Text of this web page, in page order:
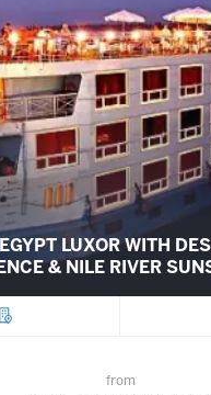
LUXOR WITH
& NILE RIVER
from